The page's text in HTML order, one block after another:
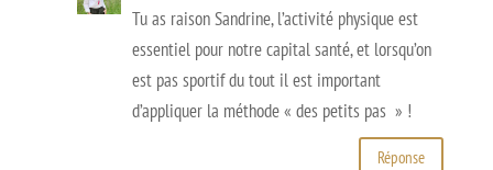
Tu as raison Sandrine, l’activité physique est
essentiel pour notre capital santé, et lorsqu’on
est pas sportif du tout il est important
d’appliquer la méthode « des petits pas » !
Réponse